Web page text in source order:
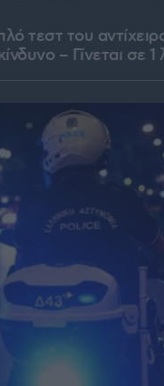
τεστ του
– Γίνεται σε 1